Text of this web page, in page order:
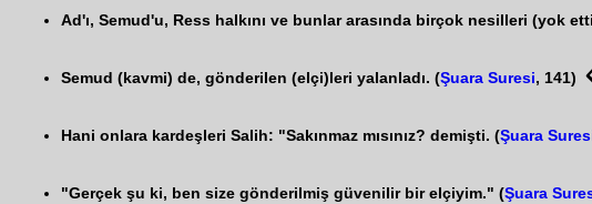
Ad'ı, Semud'u, Ress halkını ve bunlar arasında birçok nesilleri (yok
Semud (kavmi) de, gönderilen (elçi)leri yalanladı. (Şuara Suresi, 141)
Hani onlara kardeşleri Salih: "Sakınmaz mısınız? demişti. (Şuara
"Gerçek şu ki, ben size gönderilmiş güvenilir bir elçiyim." (Şuara